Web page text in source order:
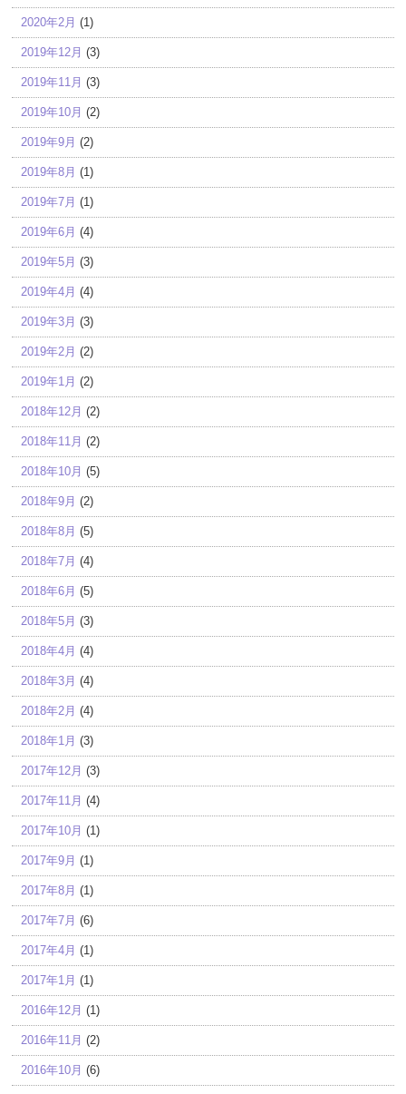
2020年2月 (1)
2019年12月 (3)
2019年11月 (3)
2019年10月 (2)
2019年9月 (2)
2019年8月 (1)
2019年7月 (1)
2019年6月 (4)
2019年5月 (3)
2019年4月 (4)
2019年3月 (3)
2019年2月 (2)
2019年1月 (2)
2018年12月 (2)
2018年11月 (2)
2018年10月 (5)
2018年9月 (2)
2018年8月 (5)
2018年7月 (4)
2018年6月 (5)
2018年5月 (3)
2018年4月 (4)
2018年3月 (4)
2018年2月 (4)
2018年1月 (3)
2017年12月 (3)
2017年11月 (4)
2017年10月 (1)
2017年9月 (1)
2017年8月 (1)
2017年7月 (6)
2017年4月 (1)
2017年1月 (1)
2016年12月 (1)
2016年11月 (2)
2016年10月 (6)